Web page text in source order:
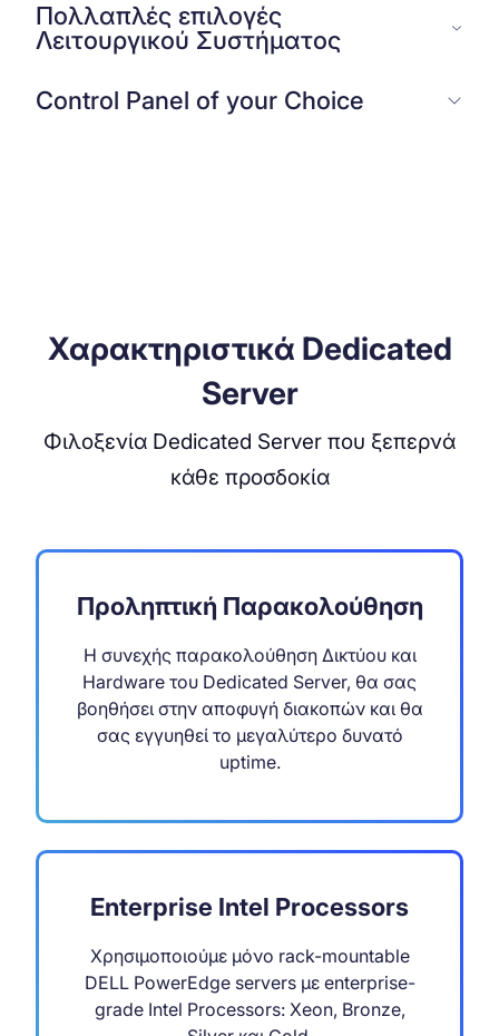
Πολλαπλές επιλογές
Λειτουργικού Συστήματος
Control Panel of your Choice
Χαρακτηριστικά Dedicated
Server
Φιλοξενία Dedicated Server που ξεπερνά
κάθε προσδοκία
Προληπτική Παρακολούθηση
Η συνεχής παρακολούθηση Δικτύου και
Hardware του Dedicated Server, θα σας
βοηθήσει στην αποφυγή διακοπών και θα
σας εγγυηθεί το μεγαλύτερο δυνατό
uptime.
Enterprise Intel Processors
Χρησιμοποιούμε μόνο rack-mountable
DELL PowerEdge servers με enterprise-
grade Intel Processors: Xeon, Bronze,